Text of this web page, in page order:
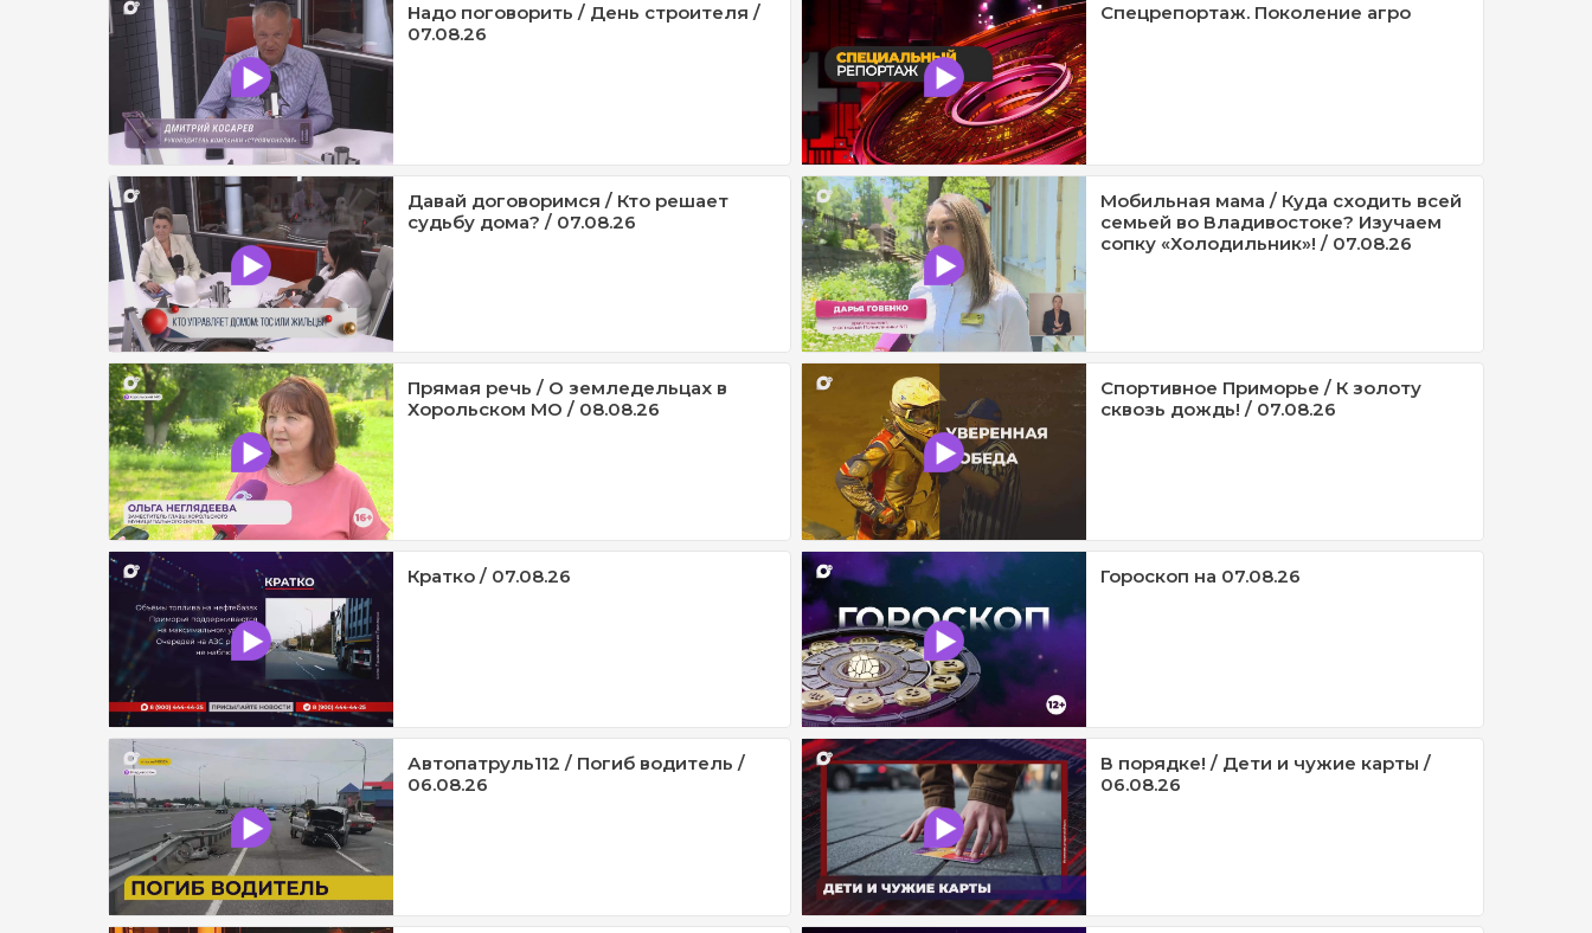
Надо поговорить / День строителя /
07.08.26
Спецрепортаж. Поколение агро
Давай договоримся / Кто решает
судьбу дома? / 07.08.26
Мобильная мама / Куда сходить всей
семьей во Владивостоке? Изучаем
сопку «Холодильник»! / 07.08.26
Прямая речь / О земледельцах в
Хорольском МО / 08.08.26
Спортивное Приморье / К золоту
сквозь дождь! / 07.08.26
Кратко / 07.08.26 Гороскоп на 07.08.26
Автопатруль112 / Погиб водитель /
06.08.26
В порядке! / Дети и чужие карты /
06.08.26